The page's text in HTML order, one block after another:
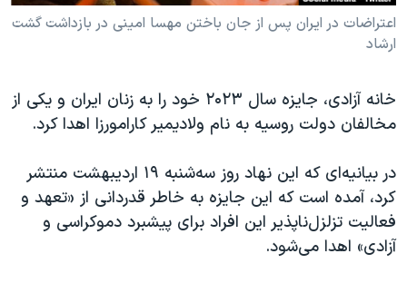
آرشیو پخش زنده
مجموعه مستندهای دادخواهی
دادگاه حمید نوری
قانون شفافیت دارائی کادر رهبری ایران
اعتراضات مردمی آبان ۹۸
اسرائیل در جنگ
اعتراضات در ایران پس از جان باختن مهسا امینی در بازداشت گشت
ارشاد
خانه آزادی، جایزه سال ۲۰۲۳ خود را به زنان ایران و یکی از
مخالفان دولت روسیه به نام ولادیمیر کارامورزا اهدا کرد.
در بیانیه‌ای که این نهاد روز سه‌شنبه ۱۹ اردیبهشت منتشر
کرد، آمده است که این جایزه به خاطر قدردانی از «تعهد و
فعالیت تزلزل‌ناپذیر این افراد برای پیشبرد دموکراسی و
آزادی» اهدا می‌شود.